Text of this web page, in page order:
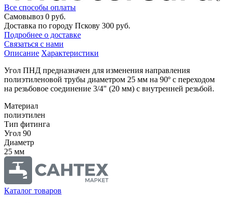
Все способы оплаты
Самовывоз 0 руб.
Доставка по городу Пскову 300 руб.
Подробнее о доставке
Связаться с нами
Описание Характеристики
Угол ПНД предназначен для изменения направления
полиэтиленовой трубы диаметром 25 мм на 90º с переходом
на резьбовое соединение 3/4" (20 мм) с внутренней резьбой.
Материал
полиэтилен
Тип фитинга
Угол 90
Диаметр
25 мм
Каталог товаров